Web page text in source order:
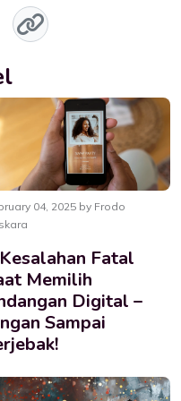
04, 2025 by Frodo
Fatal
Memilih
Digital –
Sampai